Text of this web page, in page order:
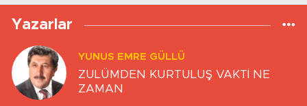
Yazarlar
YUNUS EMRE GÜLLÜ
ZULÜMDEN KURTULUŞ VAKTİ NE
ZAMAN